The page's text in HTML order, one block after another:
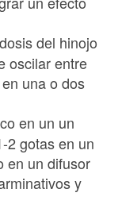
del hinojo
oscilar entre
una o dos
en un un
2 gotas en un
en un difusor
y